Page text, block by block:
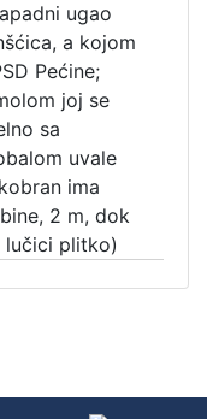
ugao
a kojom
Pećine;
joj se
sa
uvale
ima
2 m, dok
lučici plitko)